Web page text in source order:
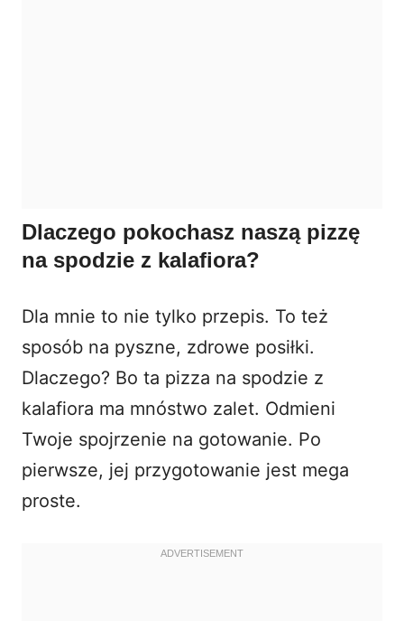
Dlaczego pokochasz naszą pizzę
na spodzie z kalafiora?
Dla mnie to nie tylko przepis. To też
sposób na pyszne, zdrowe posiłki.
Dlaczego? Bo ta pizza na spodzie z
kalafiora ma mnóstwo zalet. Odmieni
Twoje spojrzenie na gotowanie. Po
pierwsze, jej przygotowanie jest mega
proste.